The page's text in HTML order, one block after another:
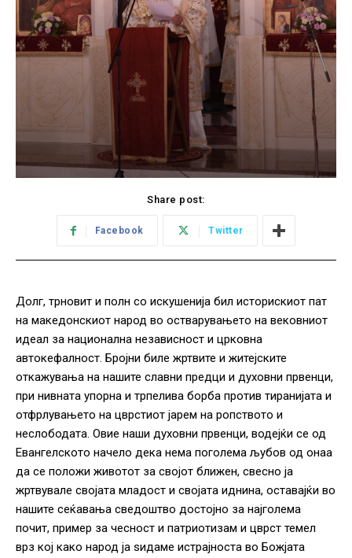
Share post:
Facebook Twitter
Долг, трновит и полн со искушенија бил историскиот пат
на македонскиот народ во остварувањето на вековниот
идеал за национална независност и црковна
автокефалност. Бројни биле жртвите и житејските
откажувања на нашите славни предци и духовни првенци,
при нивната упорна и трпелива борба против тиранијата и
отфрлувањето на цврстиот јарем на ропството и
неслободата. Овие наши духовни првенци, водејќи се од
Евангелското начело дека нема поголема љубов од онаа
да се положи животот за својот ближен, свесно ја
жртвувале својата младост и својата иднина, оставајќи во
нашите сеќавања сведоштво достојно за најголема
почит, пример за чесност и патриотизам и цврст темел
врз кој како народ ја ѕидаме истрајноста во Божјата